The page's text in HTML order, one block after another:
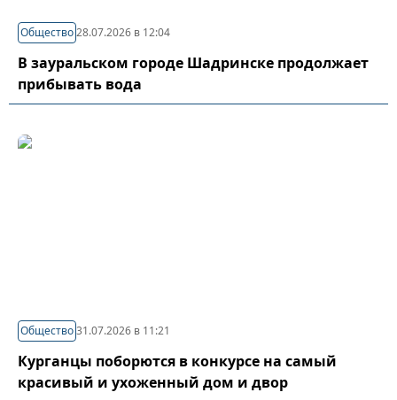
Общество28.07.2026 в 12:04
В зауральском городе Шадринске продолжает
прибывать вода
Общество31.07.2026 в 11:21
Курганцы поборются в конкурсе на самый
красивый и ухоженный дом и двор